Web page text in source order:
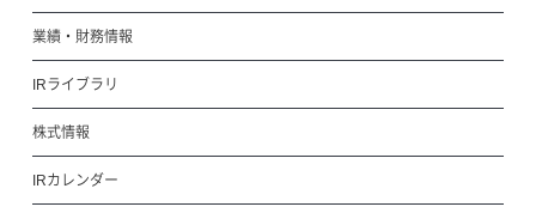
業績・財務情報
IRライブラリ
株式情報
IRカレンダー